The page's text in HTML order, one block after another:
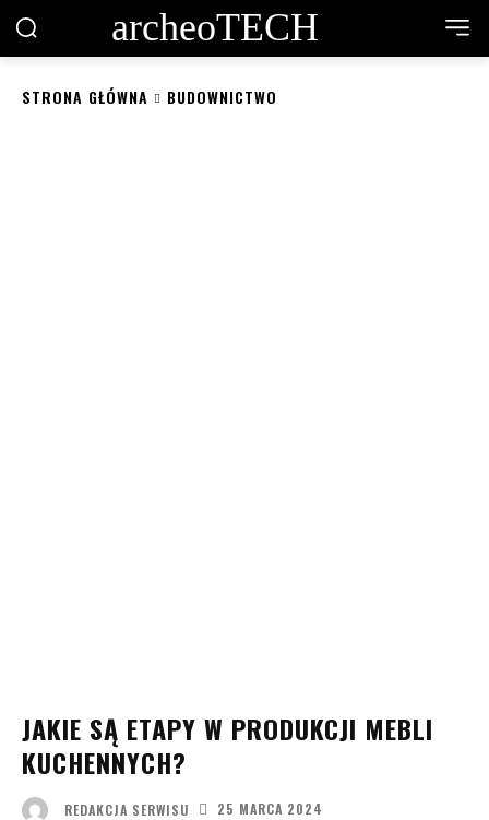
archeoTECH
STRONA GŁÓWNA BUDOWNICTWO
JAKIE SĄ ETAPY W PRODUKCJI MEBLI
KUCHENNYCH?
REDAKCJA SERWISU 25 MARCA 2024